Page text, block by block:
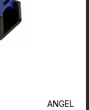
ANGEL